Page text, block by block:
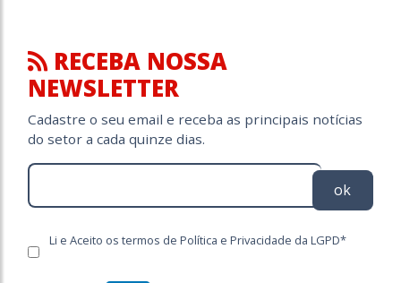
RECEBA NOSSA
NEWSLETTER
Cadastre o seu email e receba as principais notícias
do setor a cada quinze dias.
ok
Li e Aceito os termos de Política e Privacidade da LGPD*